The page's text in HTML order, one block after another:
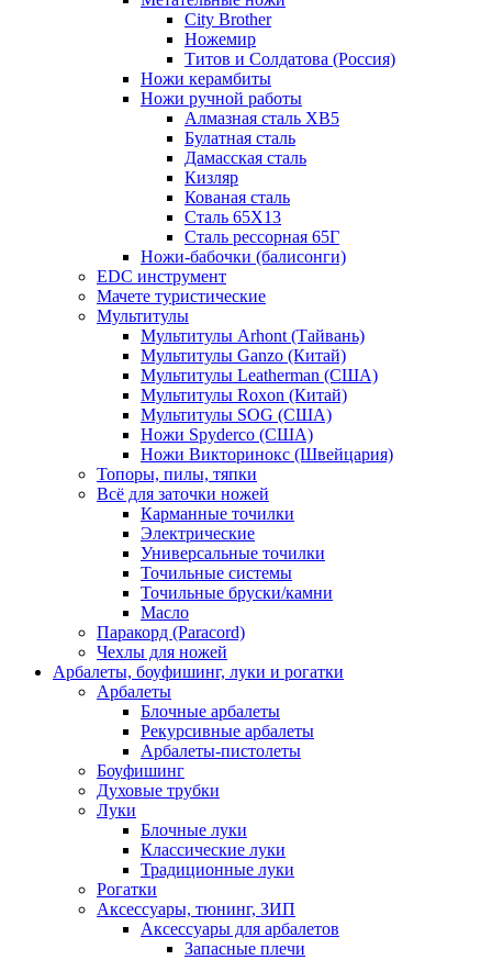
City Brother
Ножемир
Титов и Солдатова (Россия)
Ножи керамбиты
Ножи ручной работы
Алмазная сталь ХВ5
Булатная сталь
Дамасская сталь
Кизляр
Кованая сталь
Сталь 65Х13
Сталь рессорная 65Г
Ножи-бабочки (балисонги)
EDC инструмент
Мачете туристические
Мультитулы
Мультитулы Arhont (Тайвань)
Мультитулы Ganzo (Китай)
Мультитулы Leatherman (США)
Мультитулы Roxon (Китай)
Мультитулы SOG (США)
Ножи Spyderco (США)
Ножи Викторинокс (Швейцария)
Топоры, пилы, тяпки
Всё для заточки ножей
Карманные точилки
Электрические
Универсальные точилки
Точильные системы
Точильные бруски/камни
Масло
Паракорд (Paracord)
Чехлы для ножей
Арбалеты, боуфишинг, луки и рогатки
Арбалеты
Блочные арбалеты
Рекурсивные арбалеты
Арбалеты-пистолеты
Боуфишинг
Духовые трубки
Луки
Блочные луки
Классические луки
Традиционные луки
Рогатки
Аксессуары, тюнинг, ЗИП
Аксессуары для арбалетов
Запасные плечи